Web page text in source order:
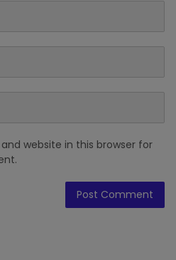
website in this browser for